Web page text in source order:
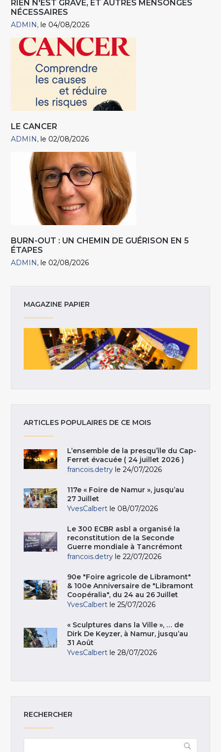
RIEN N'EST GRAVE, ET AUTRES MENSONGES
NÉCESSAIRES
ADMIN le 04/08/2026
LE CANCER
ADMIN le 02/08/2026
BURN-OUT : UN CHEMIN DE GUÉRISON EN 5
ÉTAPES
ADMIN le 02/08/2026
MAGAZINE PAPIER
ARTICLES POPULAIRES DE CE MOIS
L’ensemble de la presqu’île du Cap-
Ferret évacuée ( 24 juillet 2026 )
francois.detry le 24/07/2026
117e « Foire de Namur », jusqu’au
27 Juillet
YvesCalbert le 08/07/2026
Le 300 ECBR asbl a organisé la
reconstitution de la Seconde
Guerre mondiale à Tancrémont
francois.detry le 22/07/2026
90e "Foire agricole de Libramont"
& 100e Anniversaire de "Libramont
Coopéralia", du 24 au 26 Juillet
YvesCalbert le 25/07/2026
« Sculptures dans la Ville », … de
Dirk De Keyzer, à Namur, jusqu’au
31 Août
YvesCalbert le 28/07/2026
RECHERCHER